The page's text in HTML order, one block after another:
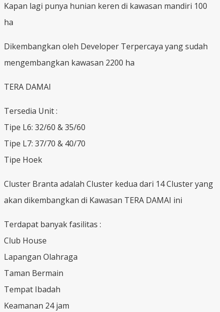
Kapan lagi punya hunian keren di kawasan mandiri 100
ha
Dikembangkan oleh Developer Terpercaya yang sudah
mengembangkan kawasan 2200 ha
TERA DAMAI
Tersedia Unit :
Tipe L6: 32/60 & 35/60
Tipe L7: 37/70 & 40/70
Tipe Hoek
Cluster Branta adalah Cluster kedua dari 14 Cluster yang
akan dikembangkan di Kawasan TERA DAMAI ini
Terdapat banyak fasilitas :
Club House
Lapangan Olahraga
Taman Bermain
Tempat Ibadah
Keamanan 24 jam